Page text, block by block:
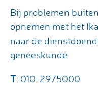
Bij problemen
opnemen met het
naar de
geneeskunde
T: 010-2975000